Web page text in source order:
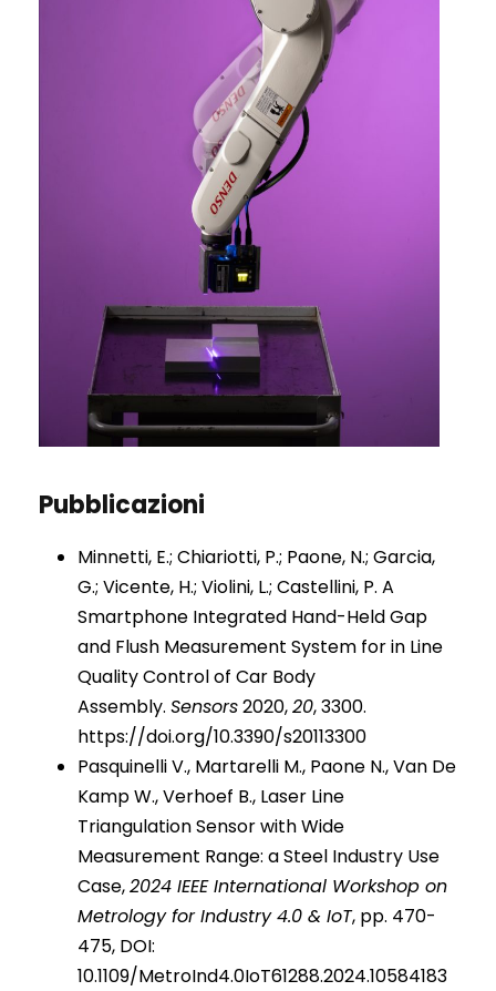
Pubblicazioni
Minnetti, E.; Chiariotti, P.; Paone, N.; Garcia,
G.; Vicente, H.; Violini, L.; Castellini, P. A
Smartphone Integrated Hand-Held Gap
and Flush Measurement System for in Line
Quality Control of Car Body
Assembly. Sensors2020,20, 3300.
https://doi.org/10.3390/s20113300
Pasquinelli V., Martarelli M., Paone N., Van De
Kamp W., Verhoef B., Laser Line
Triangulation Sensor with Wide
Measurement Range: a Steel Industry Use
Case,2024 IEEE International Workshop on
Metrology for Industry 4.0 & IoT, pp. 470-
475, DOI:
10.1109/MetroInd4.0IoT61288.2024.10584183